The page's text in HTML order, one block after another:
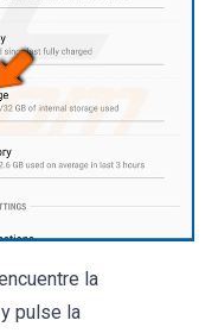
la
pulse la